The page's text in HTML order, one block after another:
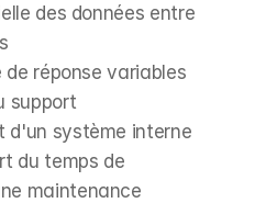
des données entre
réponse variables
support
d'un système interne
du temps de
maintenance